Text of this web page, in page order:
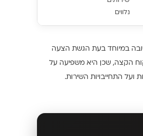
נלווים
במיוחד בעת הגשת הצעה
הקצה, שכן היא משפיעה על
ועל התחייבויות השירות.